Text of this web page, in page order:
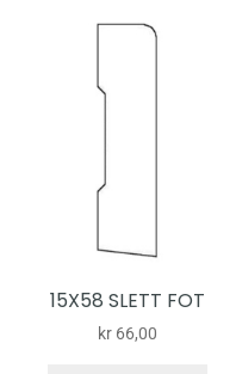
15X58 SLETT FOT
kr 66,00